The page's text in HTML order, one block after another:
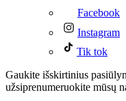
Facebook
Instagram
Tik tok
Gaukite išskirtinius
užsiprenumeruokite mūsų